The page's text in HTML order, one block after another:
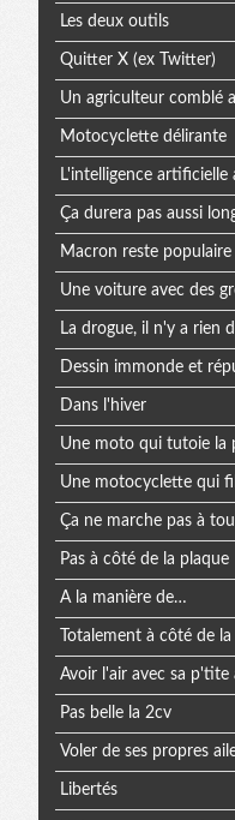
Les deux outils
Quitter X (ex Twitter)
Un agriculteur comblé
Motocyclette délirante
L'intelligence
Ça durera pas aussi
Macron reste populaire
Une voiture avec des
La drogue, il n'y a rien
Dessin immonde et
Dans l'hiver
Une moto qui tutoie la
Une motocyclette qui
Ça ne marche pas à
Pas à côté de la plaque
A la manière de…
Totalement à côté de
Avoir l'air avec sa p'tite
Pas belle la 2cv
Voler de ses propres
Libertés